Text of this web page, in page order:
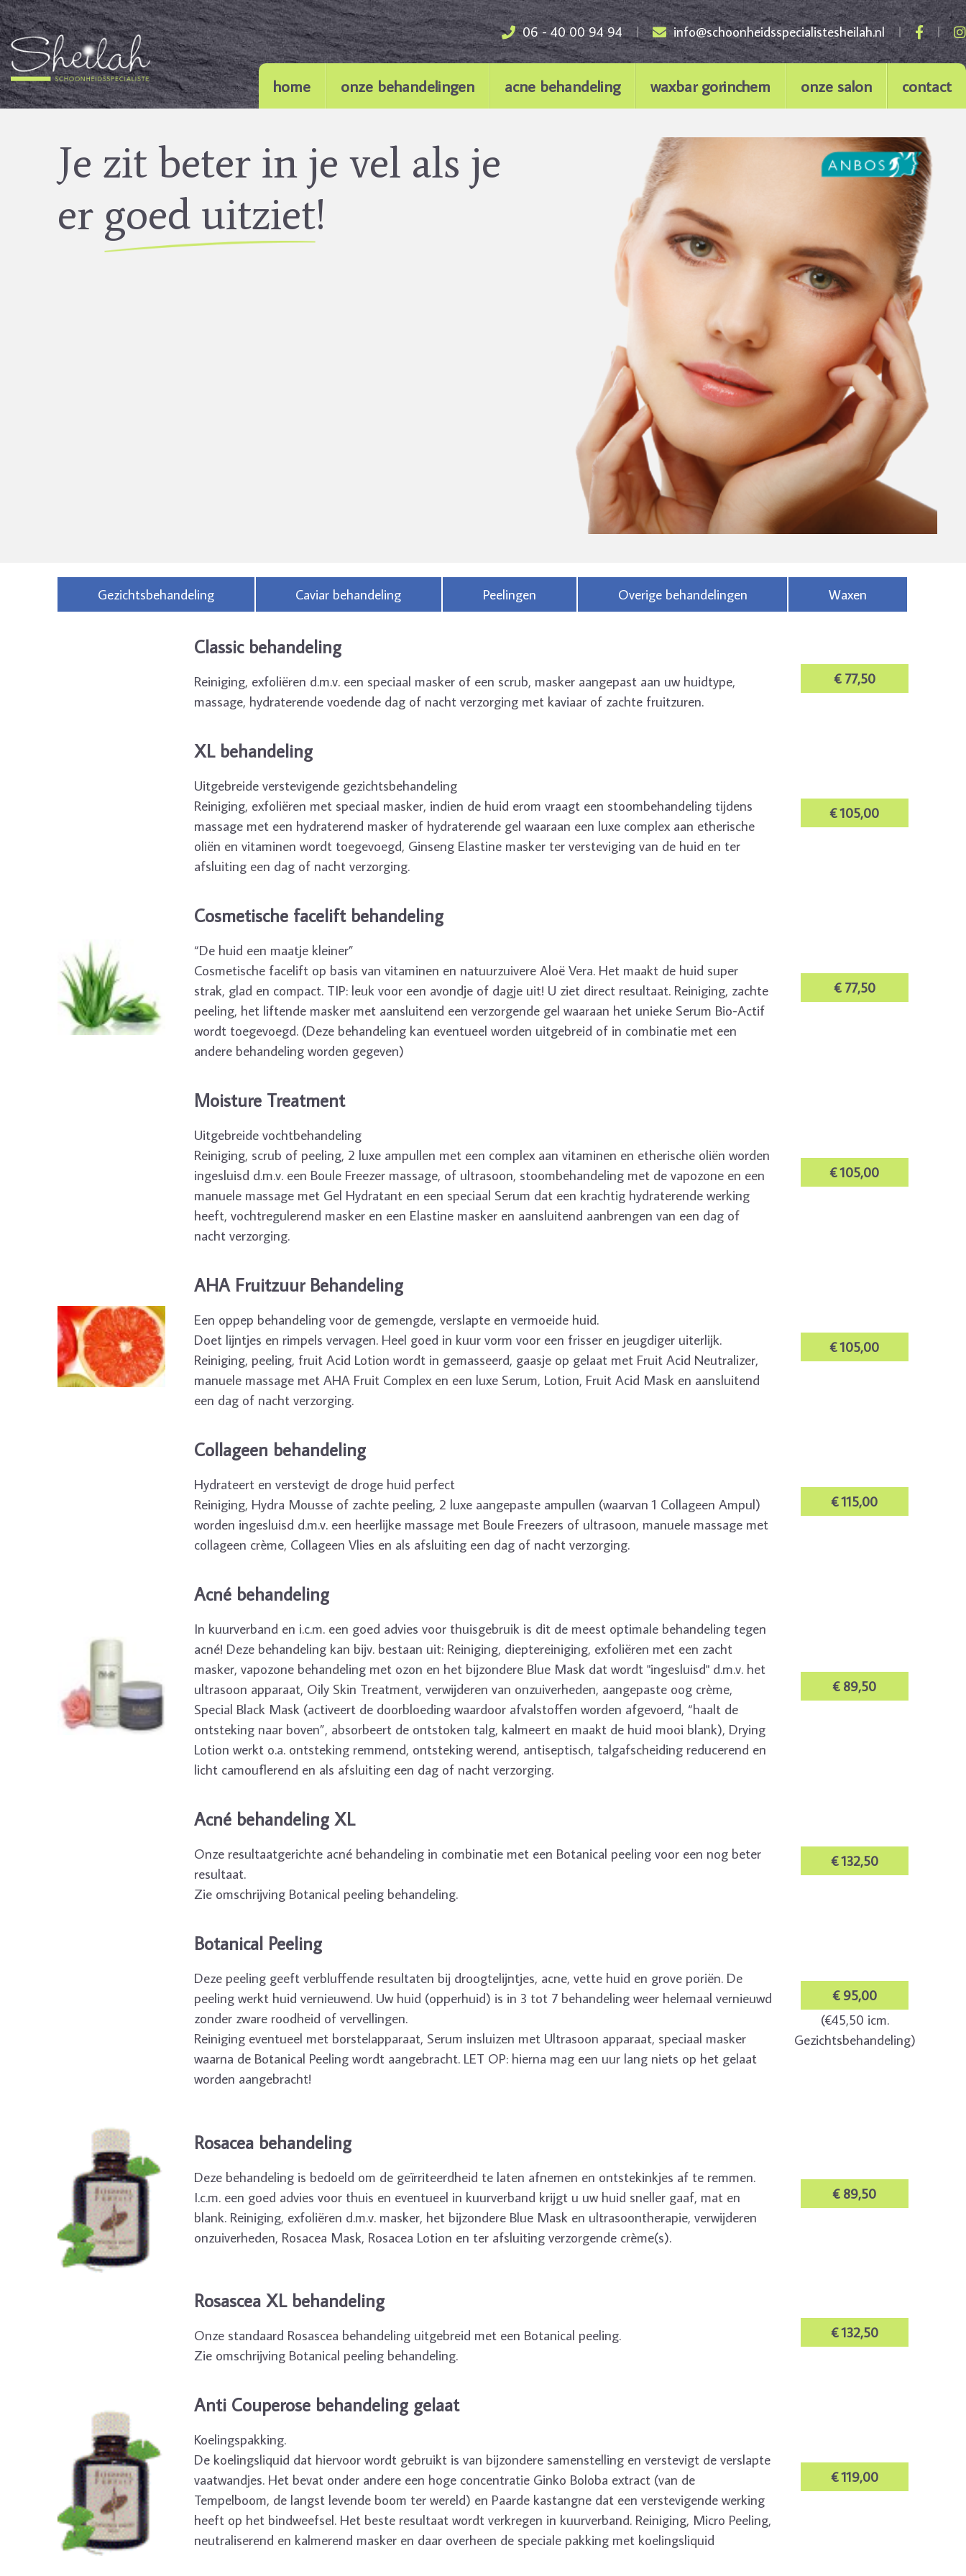
06 - 40 00 94 94 info@schoonheidsspecialistesheilah.nl
home onze behandelingen acne behandeling waxbar gorinchem onze salon contact
Je zit beter in je vel als je
er goed uitziet!
Gezichtsbehandeling Caviar behandeling Peelingen Overige behandelingen Waxen
Classic behandeling
Reiniging, exfoliëren d.m.v. een speciaal masker of een scrub, masker aangepast aan uw huidtype,
massage, hydraterende voedende dag of nacht verzorging met kaviaar of zachte fruitzuren.
€ 77,50
XL behandeling
Uitgebreide verstevigende gezichtsbehandeling
Reiniging, exfoliëren met speciaal masker, indien de huid erom vraagt een stoombehandeling tijdens
massage met een hydraterend masker of hydraterende gel waaraan een luxe complex aan etherische
oliën en vitaminen wordt toegevoegd, Ginseng Elastine masker ter versteviging van de huid en ter
afsluiting een dag of nacht verzorging.
€ 105,00
Cosmetische facelift behandeling
“De huid een maatje kleiner”
Cosmetische facelift op basis van vitaminen en natuurzuivere Aloë Vera. Het maakt de huid super
strak, glad en compact. TIP: leuk voor een avondje of dagje uit! U ziet direct resultaat. Reiniging, zachte
peeling, het liftende masker met aansluitend een verzorgende gel waaraan het unieke Serum Bio-Actif
wordt toegevoegd. (Deze behandeling kan eventueel worden uitgebreid of in combinatie met een
andere behandeling worden gegeven)
€ 77,50
Moisture Treatment
Uitgebreide vochtbehandeling
Reiniging, scrub of peeling, 2 luxe ampullen met een complex aan vitaminen en etherische oliën worden
ingesluisd d.m.v. een Boule Freezer massage, of ultrasoon, stoombehandeling met de vapozone en een
manuele massage met Gel Hydratant en een speciaal Serum dat een krachtig hydraterende werking
heeft, vochtregulerend masker en een Elastine masker en aansluitend aanbrengen van een dag of
nacht verzorging.
€ 105,00
AHA Fruitzuur Behandeling
Een oppep behandeling voor de gemengde, verslapte en vermoeide huid.
Doet lijntjes en rimpels vervagen. Heel goed in kuur vorm voor een frisser en jeugdiger uiterlijk.
Reiniging, peeling, fruit Acid Lotion wordt in gemasseerd, gaasje op gelaat met Fruit Acid Neutralizer,
manuele massage met AHA Fruit Complex en een luxe Serum, Lotion, Fruit Acid Mask en aansluitend
een dag of nacht verzorging.
€ 105,00
Collageen behandeling
Hydrateert en verstevigt de droge huid perfect
Reiniging, Hydra Mousse of zachte peeling, 2 luxe aangepaste ampullen (waarvan 1 Collageen Ampul)
worden ingesluisd d.m.v. een heerlijke massage met Boule Freezers of ultrasoon, manuele massage met
collageen crème, Collageen Vlies en als afsluiting een dag of nacht verzorging.
€ 115,00
Acné behandeling
In kuurverband en i.c.m. een goed advies voor thuisgebruik is dit de meest optimale behandeling tegen
acné! Deze behandeling kan bijv. bestaan uit: Reiniging, dieptereiniging, exfoliëren met een zacht
masker, vapozone behandeling met ozon en het bijzondere Blue Mask dat wordt "ingesluisd" d.m.v. het
ultrasoon apparaat, Oily Skin Treatment, verwijderen van onzuiverheden, aangepaste oog crème,
Special Black Mask (activeert de doorbloeding waardoor afvalstoffen worden afgevoerd, “haalt de
ontsteking naar boven”, absorbeert de ontstoken talg, kalmeert en maakt de huid mooi blank), Drying
Lotion werkt o.a. ontsteking remmend, ontsteking werend, antiseptisch, talgafscheiding reducerend en
licht camouflerend en als afsluiting een dag of nacht verzorging.
€ 89,50
Acné behandeling XL
Onze resultaatgerichte acné behandeling in combinatie met een Botanical peeling voor een nog beter
resultaat.
Zie omschrijving Botanical peeling behandeling.
€ 132,50
Botanical Peeling
Deze peeling geeft verbluffende resultaten bij droogtelijntjes, acne, vette huid en grove poriën. De
peeling werkt huid vernieuwend. Uw huid (opperhuid) is in 3 tot 7 behandeling weer helemaal vernieuwd
zonder zware roodheid of vervellingen.
Reiniging eventueel met borstelapparaat, Serum insluizen met Ultrasoon apparaat, speciaal masker
waarna de Botanical Peeling wordt aangebracht. LET OP: hierna mag een uur lang niets op het gelaat
worden aangebracht!
€ 95,00
(€45,50 icm.
Gezichtsbehandeling)
Rosacea behandeling
Deze behandeling is bedoeld om de geïrriteerdheid te laten afnemen en ontstekinkjes af te remmen.
I.c.m. een goed advies voor thuis en eventueel in kuurverband krijgt u uw huid sneller gaaf, mat en
blank. Reiniging, exfoliëren d.m.v. masker, het bijzondere Blue Mask en ultrasoontherapie, verwijderen
onzuiverheden, Rosacea Mask, Rosacea Lotion en ter afsluiting verzorgende crème(s).
€ 89,50
Rosascea XL behandeling
Onze standaard Rosascea behandeling uitgebreid met een Botanical peeling.
Zie omschrijving Botanical peeling behandeling.
€ 132,50
Anti Couperose behandeling gelaat
Koelingspakking.
De koelingsliquid dat hiervoor wordt gebruikt is van bijzondere samenstelling en verstevigt de verslapte
vaatwandjes. Het bevat onder andere een hoge concentratie Ginko Boloba extract (van de
Tempelboom, de langst levende boom ter wereld) en Paarde kastangne dat een verstevigende werking
heeft op het bindweefsel. Het beste resultaat wordt verkregen in kuurverband. Reiniging, Micro Peeling,
neutraliserend en kalmerend masker en daar overheen de speciale pakking met koelingsliquid
€ 119,00